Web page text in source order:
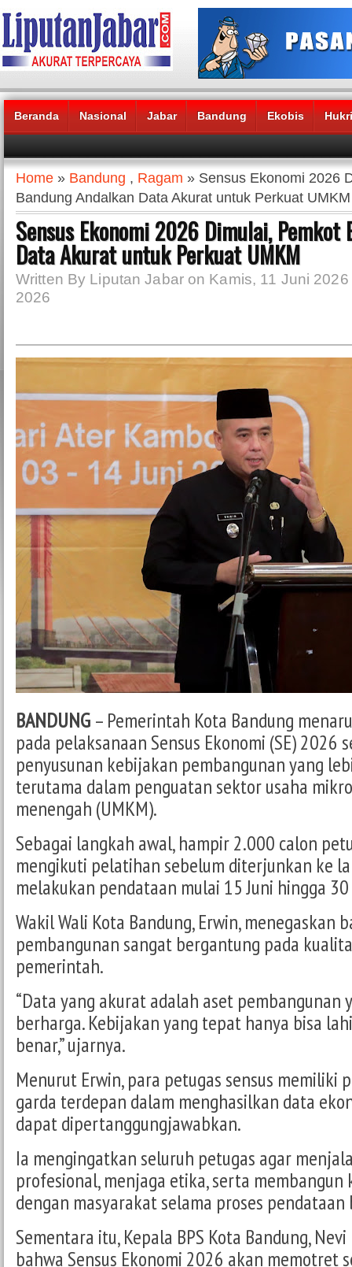
Beranda Nasional Jabar Bandung Ekobis
Headlines News :
Home » Bandung , Ragam » Sensus Ekonomi 2026
Bandung Andalkan Data Akurat untuk Perkuat UMKM
Sensus Ekonomi 2026 Dimulai, Pemkot
Data Akurat untuk Perkuat UMKM
Written By Liputan Jabar on Kamis, 11 Juni
2026
BANDUNG – Pemerintah Kota Bandung
pada pelaksanaan Sensus Ekonomi (SE) 2026
penyusunan kebijakan pembangunan yang
terutama dalam penguatan sektor usaha
menengah (UMKM).
Sebagai langkah awal, hampir 2.000 calon
mengikuti pelatihan sebelum diterjunkan ke
melakukan pendataan mulai 15 Juni hingga
Wakil Wali Kota Bandung, Erwin, menegaskan
pembangunan sangat bergantung pada
pemerintah.
“Data yang akurat adalah aset pembangunan
berharga. Kebijakan yang tepat hanya bisa
benar,” ujarnya.
Menurut Erwin, para petugas sensus memiliki
garda terdepan dalam menghasilkan data
dapat dipertanggungjawabkan.
Ia mengingatkan seluruh petugas agar
profesional, menjaga etika, serta membangun
dengan masyarakat selama proses
Sementara itu, Kepala BPS Kota Bandung,
bahwa Sensus Ekonomi 2026 akan memotret